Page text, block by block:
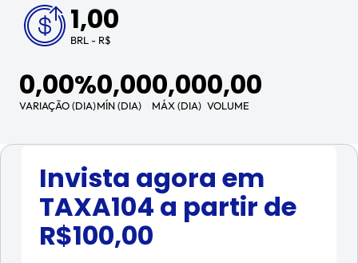
1,00
BRL - R$
0,00%
VARIAÇÃO (DIA)
0,00
MÍN (DIA)
0,00
MÁX (DIA)
0,00
VOLUME
Invista agora em
TAXA104 a partir de
R$100,00